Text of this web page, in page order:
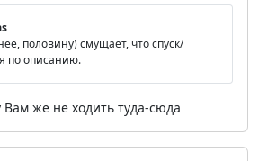
половину) смущает, что спуск/
по описанию.
Вам же не ходить туда-сюда